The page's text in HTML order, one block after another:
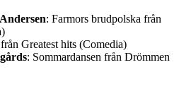
: Farmors brudpolska från
Greatest hits (Comedia)
: Sommardansen från Drömmen